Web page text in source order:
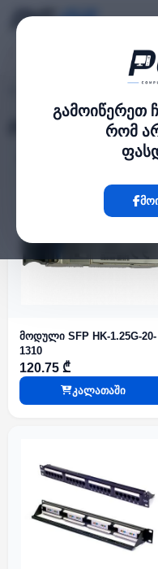
გამოიწერეთ
რომ
ქსელის აქსესუარები
24
მოდული SFP HK-1.25G-20-
1310
120.75 ₾
კალათაში